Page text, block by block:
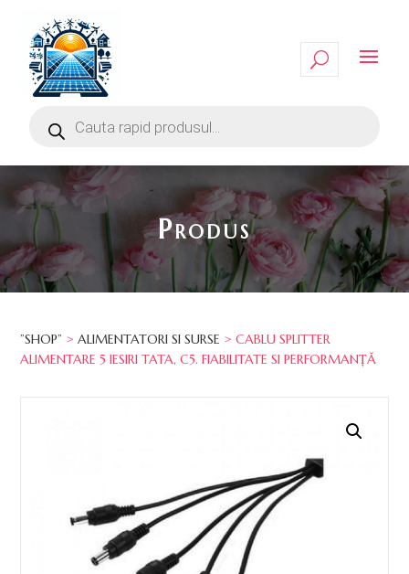
Produs
”SHOP” >ALIMENTATORI SI SURSE > CABLU SPLITTER
ALIMENTARE 5 IESIRI TATA, C5. FIABILITATE SI PERFORMANȚĂ